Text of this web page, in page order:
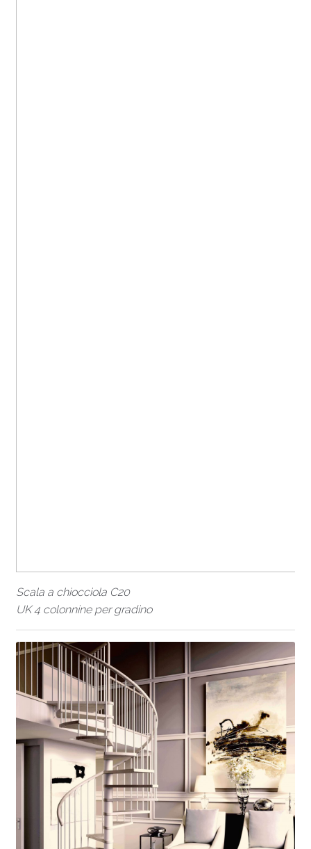
Scala a chiocciola C20
UK 4 colonnine per gradino